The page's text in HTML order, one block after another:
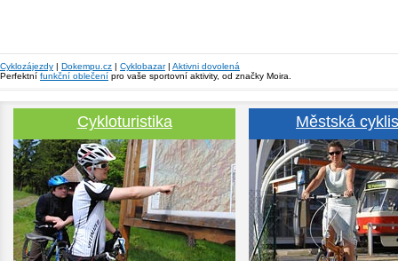
Cyklozájezdy | Dokempu.cz | Cyklobazar| Aktivni dovolená
Perfektní funkční oblečení pro vaše sportovní aktivity, od značky Moira.
Cykloturistika Městská